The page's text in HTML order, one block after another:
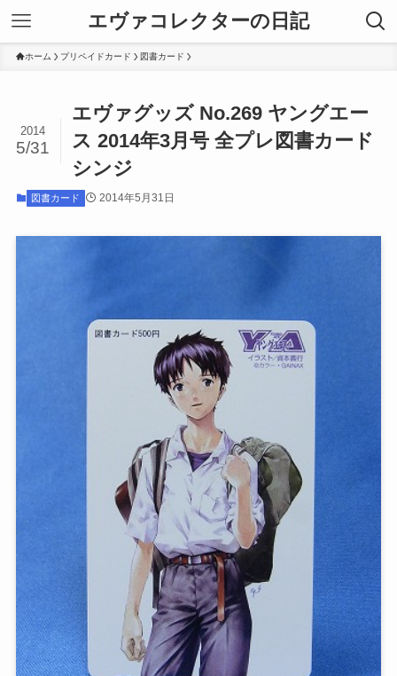
エヴァコレクターの日記
ホーム プリペイドカード 図書カード
エヴァグッズ No.269 ヤングエー
ス 2014年3月号 全プレ図書カード
シンジ
2014
5/31
図書カード 2014年5月31日